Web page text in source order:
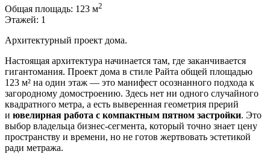
Общая площадь: 123 м2
Этажей: 1
Архитектурный проект дома.
Настоящая архитектура начинается там, где заканчивается
гигантомания. Проект дома в стиле Райта общей площадью
123 м² на один этаж — это манифест осознанного подхода к
загородному домостроению. Здесь нет ни одного случайного
квадратного метра, а есть выверенная геометрия прерий
и ювелирная работа с компактным пятном застройки. Это
выбор владельца бизнес-сегмента, который точно знает цену
пространству и времени, но не готов жертвовать эстетикой
ради метража.